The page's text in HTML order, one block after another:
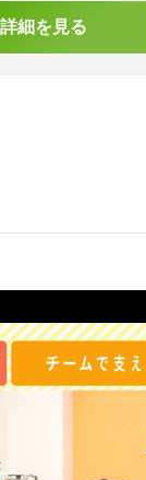
細を見る